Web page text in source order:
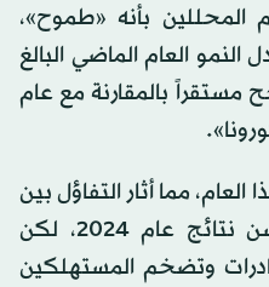
بأنه «طموح»،
العام الماضي البالغ
مستقراً بالمقارنة مع عام
مما أثار التفاؤل بين
بعض المحللين بشأن تحسن نتائج عام 2024، لكن
وتضخم المستهلكين